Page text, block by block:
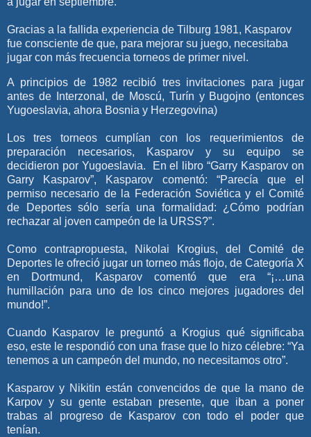
Gracias a la fallida experiencia de Tilburg 1981, Kasparov
fue consciente de que, para mejorar su juego, necesitaba
jugar con más frecuencia torneos de primer nivel.
A principios de 1982 recibió tres invitaciones para jugar
antes de Interzonal, de Moscú, Turín y Bugojno (entonces
Yugoeslavia, ahora Bosnia y Herzegovina)
Los tres torneos cumplían con los requerimientos de
preparación necesarios, Kasparov y su equipo se
decidieron por Yugoeslavia. En el libro “Garry Kasparov on
Garry Kasparov”, Kasparov comentó: “Parecía que el
permiso necesario de la Federación Soviética y el Comité
de Deportes sólo sería una formalidad: ¿Cómo podrían
rechazar al joven campeón de la URSS?”.
Como contrapropuesta, Nikolai Krogius, del Comité de
Deportes le ofreció jugar un torneo más flojo, de Categoría X
en Dortmund, Kasparov comentó que era “¡…una
humillación para uno de los cinco mejores jugadores del
mundo!”.
Cuando Kasparov le preguntó a Krogius qué significaba
eso, este le respondió con una frase que lo hizo célebre: “Ya
tenemos a un campeón del mundo, no necesitamos otro”.
Kasparov y Nikitin están convencidos de que la mano de
Karpov y su gente estaban presente, que iban a poner
trabas al progreso de Kasparov con todo el poder que
tenían.